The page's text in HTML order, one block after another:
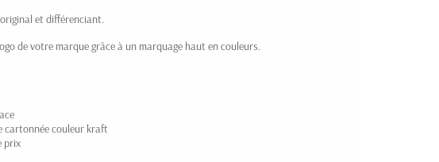
et différenciant.
de votre marque grâce à un marquage haut en couleurs.
cartonnée couleur kraft
prix